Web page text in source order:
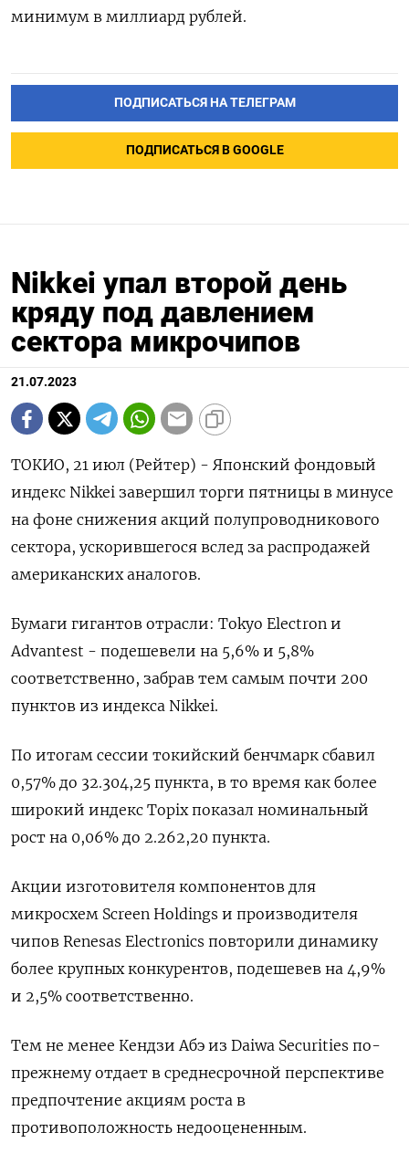
минимум в миллиард рублей.
ПОДПИСАТЬСЯ НА ТЕЛЕГРАМ
ПОДПИСАТЬСЯ В GOOGLE
Nikkei упал второй день
кряду под давлением
сектора микрочипов
21.07.2023
ТОКИО, 21 июл (Рейтер) - Японский фондовый
индекс Nikkei завершил торги пятницы в минусе
на фоне снижения акций полупроводникового
сектора, ускорившегося вслед за распродажей
американских аналогов.
Бумаги гигантов отрасли: Tokyo Electron и
Advantest - подешевели на 5,6% и 5,8%
соответственно, забрав тем самым почти 200
пунктов из индекса Nikkei.
По итогам сессии токийский бенчмарк сбавил
0,57% до 32.304,25 пункта, в то время как более
широкий индекс Topix показал номинальный
рост на 0,06% до 2.262,20 пункта.
Акции изготовителя компонентов для
микросхем Screen Holdings и производителя
чипов Renesas Electronics повторили динамику
более крупных конкурентов, подешевев на 4,9%
и 2,5% соответственно.
Тем не менее Кендзи Абэ из Daiwa Securities по-
прежнему отдает в среднесрочной перспективе
предпочтение акциям роста в
противоположность недооцененным.